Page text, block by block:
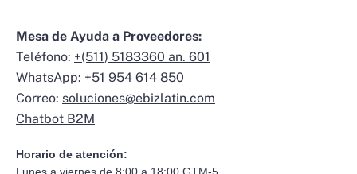
Mesa de Ayuda a Proveedores:
Teléfono: +(511) 5183360 an. 601
WhatsApp: +51 954 614 850
Correo: soluciones@ebizlatin.com
Chatbot B2M
Horario de atención: